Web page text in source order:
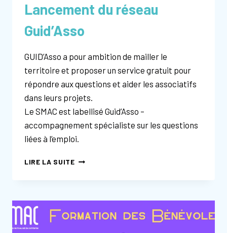
Lancement du réseau
Guid’Asso
GUID’Asso a pour ambition de mailler le
territoire et proposer un service gratuit pour
répondre aux questions et aider les associatifs
dans leurs projets.
Le SMAC est labellisé Guid’Asso –
accompagnement spécialiste sur les questions
liées à l’emploi.
LIRE LA SUITE LANCEMENT